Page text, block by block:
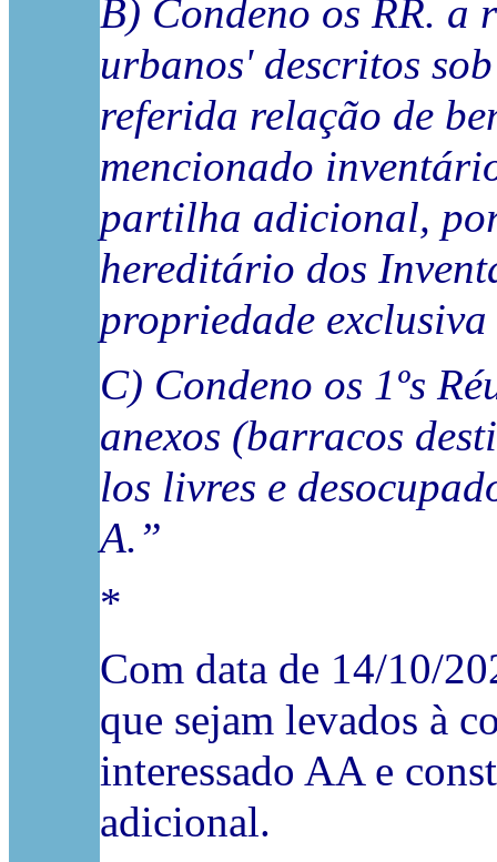
B) Condeno os RR. a
urbanos' descritos
referida relação de
mencionado
partilha adicional,
hereditário dos
propriedade
C) Condeno os 1ºs
anexos (barracos
los livres e
A.”
*
Com data de 14/10/
que sejam levados à
interessado AA e
adicional.